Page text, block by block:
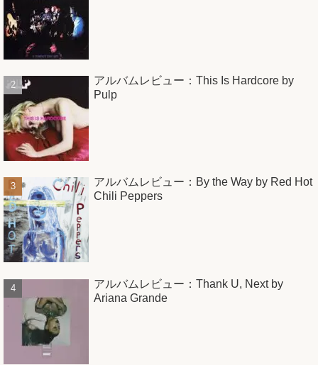
アルバムレビュー：This Is Hardcore by
Pulp
アルバムレビュー：By the Way by Red Hot
Chili Peppers
アルバムレビュー：Thank U, Next by
Ariana Grande